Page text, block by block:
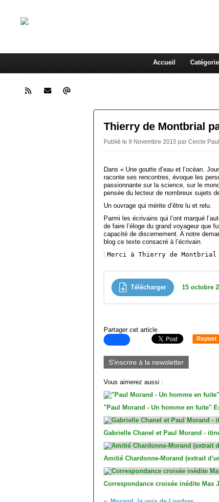
Accueil
Thierry de Montbrial
Publié le 9 Novembre 2015 par Cercle
Dans « Une goutte d’eau et l’océan.
raconte ses rencontres, évoque les
passionnante sur la science, sur le
pensée du lecteur de nombreux sujets
Un ouvrage qui mérite d’être lu et relu.
Parmi les écrivains qui l’ont marqué
de faire l’éloge du grand voyageur que
capacité de discernement. A notre
blog ce texte consacré à l’écrivain.
Merci à Thierry de
Télécharger 15 octobre
Partager cet article
Repost
S'inscrire à la newsletter
Vous aimerez aussi :
"Paul Morand - Un homme en fuite"
Gabrielle Chanel et Paul Morand -
Amitié Chardonne-Morand (extrait
Correspondance croisée inédite Max